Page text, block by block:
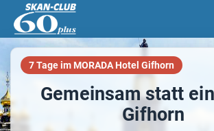
Direkt zum Inhalt springen
7 Tage im MORADA Hotel Gifhorn
Gemeinsam statt
Gifhorn